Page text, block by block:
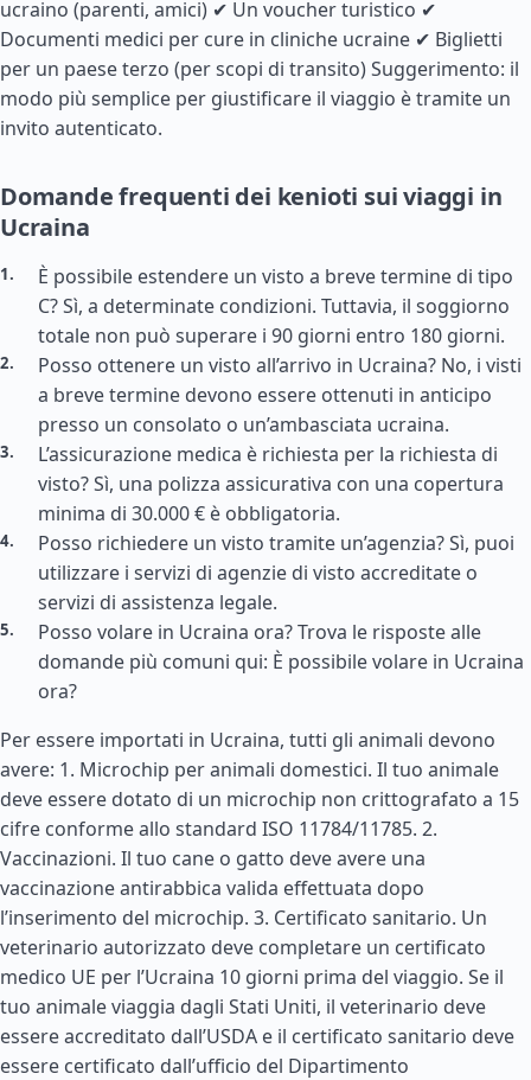
ucraino (parenti, amici) ✔ Un voucher turistico ✔
Documenti medici per cure in cliniche ucraine ✔ Biglietti
per un paese terzo (per scopi di transito) Suggerimento: il
modo più semplice per giustificare il viaggio è tramite un
invito autenticato.
Domande frequenti dei kenioti sui viaggi in
Ucraina
È possibile estendere un visto a breve termine di tipo
C? Sì, a determinate condizioni. Tuttavia, il soggiorno
totale non può superare i 90 giorni entro 180 giorni.
Posso ottenere un visto all’arrivo in Ucraina? No, i visti
a breve termine devono essere ottenuti in anticipo
presso un consolato o un’ambasciata ucraina.
L’assicurazione medica è richiesta per la richiesta di
visto? Sì, una polizza assicurativa con una copertura
minima di 30.000 € è obbligatoria.
Posso richiedere un visto tramite un’agenzia? Sì, puoi
utilizzare i servizi di agenzie di visto accreditate o
servizi di assistenza legale.
Posso volare in Ucraina ora? Trova le risposte alle
domande più comuni qui: È possibile volare in Ucraina
ora?
Per essere importati in Ucraina, tutti gli animali devono
avere: 1. Microchip per animali domestici. Il tuo animale
deve essere dotato di un microchip non crittografato a 15
cifre conforme allo standard ISO 11784/11785. 2.
Vaccinazioni. Il tuo cane o gatto deve avere una
vaccinazione antirabbica valida effettuata dopo
l’inserimento del microchip. 3. Certificato sanitario. Un
veterinario autorizzato deve completare un certificato
medico UE per l’Ucraina 10 giorni prima del viaggio. Se il
tuo animale viaggia dagli Stati Uniti, il veterinario deve
essere accreditato dall’USDA e il certificato sanitario deve
essere certificato dall’ufficio del Dipartimento